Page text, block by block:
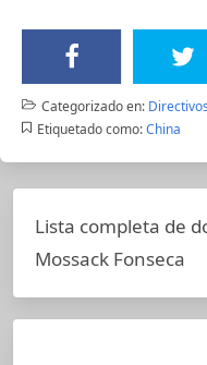
Categorizado en: Directivos
Etiquetado como: China
Lista completa de
Mossack Fonseca